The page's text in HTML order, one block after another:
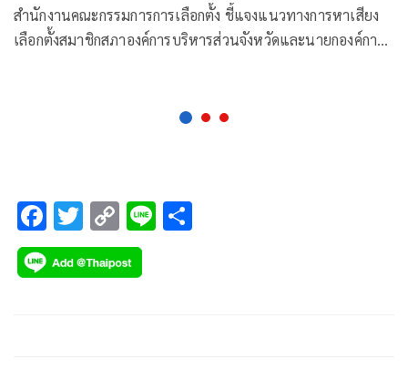
สำนักงานคณะกรรมการการเลือกตั้ง ชี้แจงแนวทางการหาเสียง
เลือกตั้งสมาชิกสภาองค์การบริหารส่วนจังหวัดและนายกองค์การ
F
ac
e
T
wi
tt
C
o
p
Li